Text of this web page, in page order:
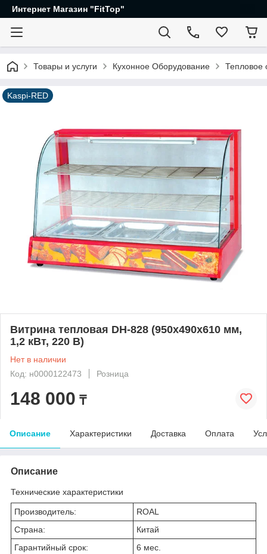
Интернет Магазин "FitTop"
Товары и услуги Кухонное Оборудование Тепловое
Kaspi-RED
Витрина тепловая DH-828 (950x490x610 мм,
1,2 кВт, 220 В)
Нет в наличии
Код: н0000122473
Розница
148 000 ₸
Описание Характеристики Доставка Оплата
Описание
Технические характеристики
Производитель:
ROAL
Страна:
Китай
Гарантийный срок:
6 мес.